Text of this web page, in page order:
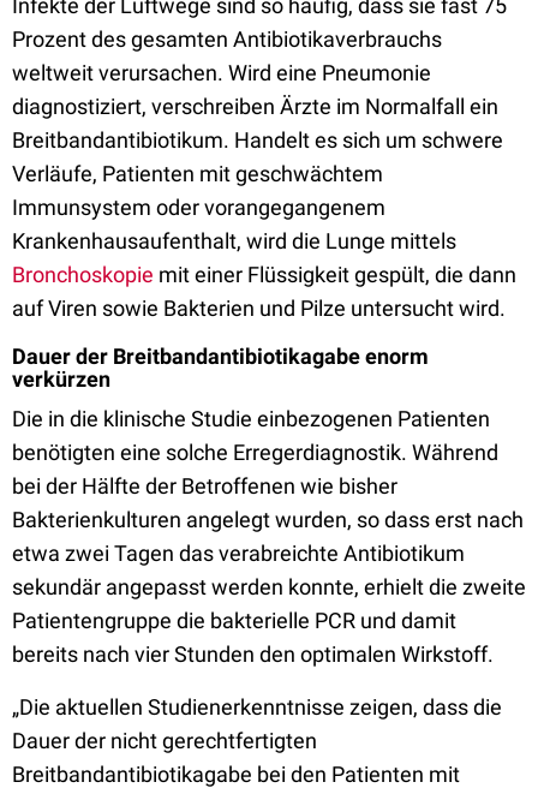
Infekte der Luftwege sind so häufig, dass sie fast 75
Prozent des gesamten Antibiotikaverbrauchs
weltweit verursachen. Wird eine Pneumonie
diagnostiziert, verschreiben Ärzte im Normalfall ein
Breitbandantibiotikum. Handelt es sich um schwere
Verläufe, Patienten mit geschwächtem
Immunsystem oder vorangegangenem
Krankenhausaufenthalt, wird die Lunge mittels
Bronchoskopie mit einer Flüssigkeit gespült, die dann
auf Viren sowie Bakterien und Pilze untersucht wird.
Dauer der Breitbandantibiotikagabe enorm
verkürzen
Die in die klinische Studie einbezogenen Patienten
benötigten eine solche Erregerdiagnostik. Während
bei der Hälfte der Betroffenen wie bisher
Bakterienkulturen angelegt wurden, so dass erst nach
etwa zwei Tagen das verabreichte Antibiotikum
sekundär angepasst werden konnte, erhielt die zweite
Patientengruppe die bakterielle PCR und damit
bereits nach vier Stunden den optimalen Wirkstoff.
„Die aktuellen Studienerkenntnisse zeigen, dass die
Dauer der nicht gerechtfertigten
Breitbandantibiotikagabe bei den Patienten mit